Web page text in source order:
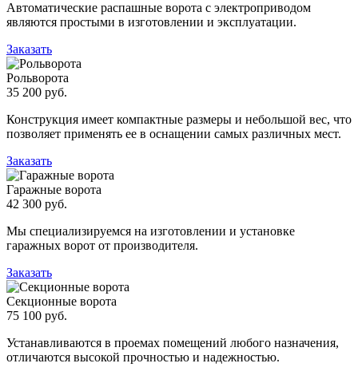
Автоматические распашные ворота с электроприводом
являются простыми в изготовлении и эксплуатации.
Заказать
Рольворота
35 200 руб.
Конструкция имеет компактные размеры и небольшой вес, что
позволяет применять ее в оснащении самых различных мест.
Заказать
Гаражные ворота
42 300 руб.
Мы специализируемся на изготовлении и установке
гаражных ворот от производителя.
Заказать
Секционные ворота
75 100 руб.
Устанавливаются в проемах помещений любого назначения,
отличаются высокой прочностью и надежностью.